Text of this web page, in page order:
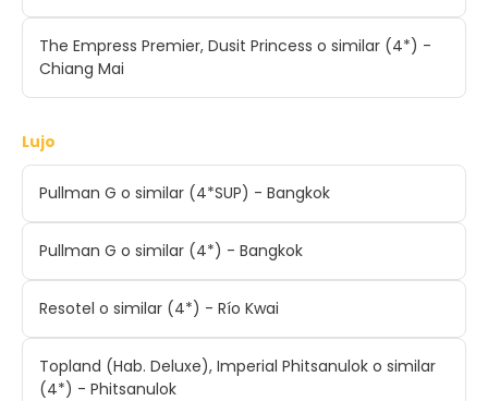
The Empress Premier, Dusit Princess o similar (4*) -
Chiang Mai
Lujo
Pullman G o similar (4*SUP) - Bangkok
Pullman G o similar (4*) - Bangkok
Resotel o similar (4*) - Río Kwai
Topland (Hab. Deluxe), Imperial Phitsanulok o similar
(4*) - Phitsanulok